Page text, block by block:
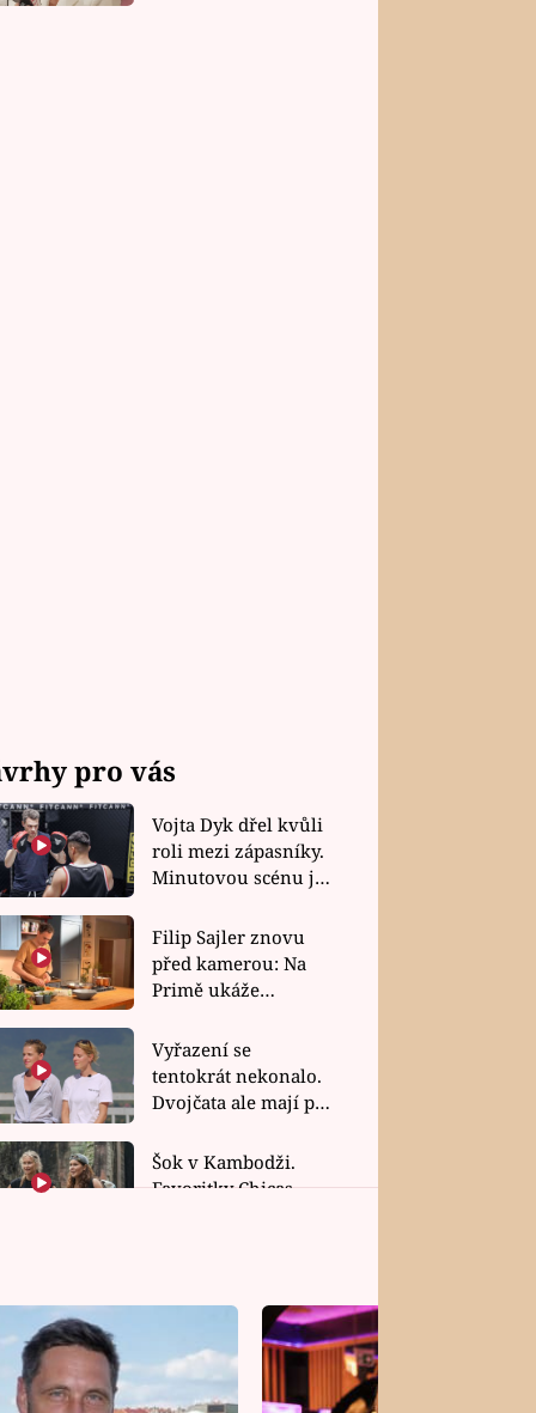
pro vás
Vojta Dyk dřel kvůli
roli mezi zápasníky.
Minutovou scénu jel
Filip Sajler znovu
před kamerou: Na
Primě ukáže
rychlé recepty
Vyřazení se
tentokrát nekonalo.
Dvojčata ale mají po
závodu nůž na krku
Šok v Kambodži.
Favoritky Chicas